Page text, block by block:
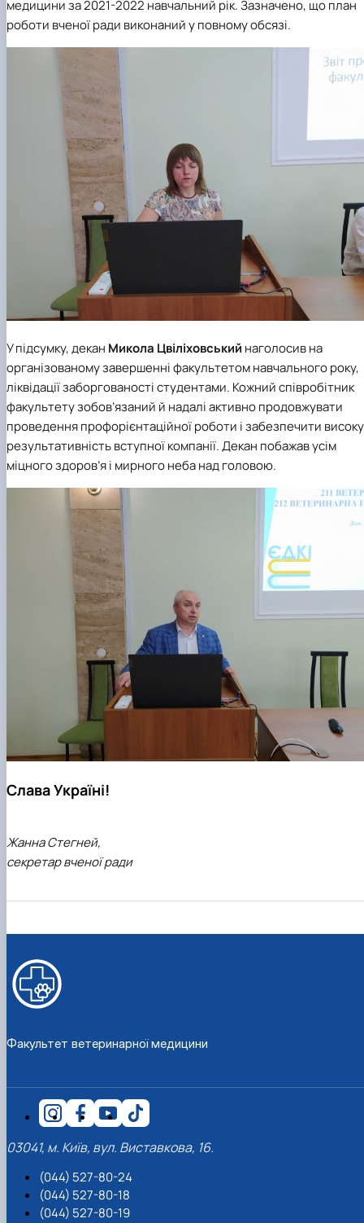
медицини за 2021-2022 навчальний рік. Зазначено, що план
роботи вченої ради виконаний у повному обсязі.
У підсумку, декан Микола Цвіліховський наголосив на
організованому завершенні факультетом навчального року,
ліквідації заборгованості студентами. Кожний співробітник
факультету зобов’язаний й надалі активно продовжувати
проведення профорієнтаційної роботи і забезпечити високу
результативність вступної компанії. Декан побажав усім
міцного здоров’я і мирного неба над головою.
Слава Україні!
Жанна Стегней,
секретар вченої ради
Факультет ветеринарної медицини
03041, м. Київ, вул. Виставкова, 16.
(044) 527-80-24
(044) 527-80-18
(044) 527-80-19